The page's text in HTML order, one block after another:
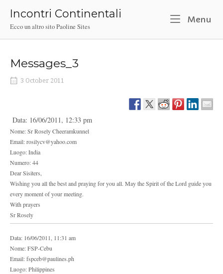
content
Incontri Continentali
Ecco un altro sito Paoline Sites
Menu
Messages_3
3 October 2011
Data: 16/06/2011, 12:33 pm
Nome: Sr Rosely Cheeramkunnel
Email: rosilycv@yahoo.com
Luogo: India
Numero: 44
Dear Sisiters,
Wishing you all the best and praying for you all. May the Spirit of the Lord guide you
every moment of your meeting.
With prayers
Sr Rosely
Data: 16/06/2011, 11:31 am
Nome: FSP-Cebu
Email: fspceb@paulines.ph
Luogo: Philippines